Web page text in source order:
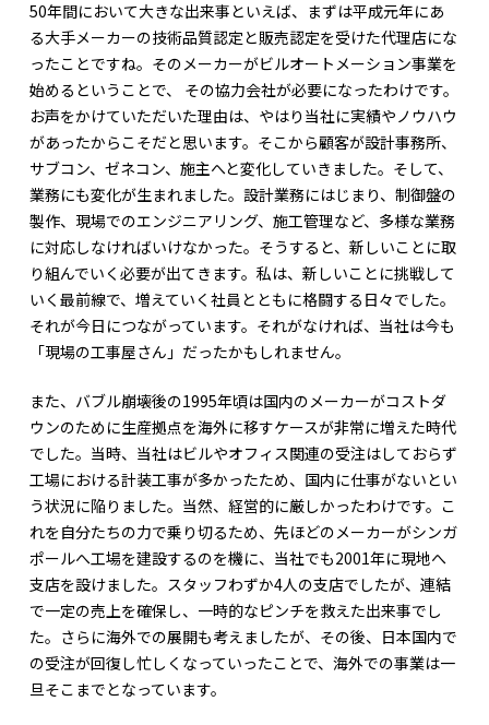
50年間において大きな出来事といえば、まずは平成元年にあ
る大手メーカーの技術品質認定と販売認定を受けた代理店にな
ったことですね。そのメーカーがビルオートメーション事業を
始めるということで、 その協力会社が必要になったわけです。
お声をかけていただいた理由は、やはり当社に実績やノウハウ
があったからこそだと思います。そこから顧客が設計事務所、
サブコン、ゼネコン、施主へと変化していきました。そして、
業務にも変化が生まれました。設計業務にはじまり、制御盤の
製作、現場でのエンジニアリング、施工管理など、多様な業務
に対応しなければいけなかった。そうすると、新しいことに取
り組んでいく必要が出てきます。私は、新しいことに挑戦して
いく最前線で、増えていく社員とともに格闘する日々でした。
それが今日につながっています。それがなければ、当社は今も
「現場の工事屋さん」だったかもしれません。
また、バブル崩壊後の1995年頃は国内のメーカーがコストダ
ウンのために生産拠点を海外に移すケースが非常に増えた時代
でした。当時、当社はビルやオフィス関連の受注はしておらず
工場における計装工事が多かったため、国内に仕事がないとい
う状況に陥りました。当然、経営的に厳しかったわけです。こ
れを自分たちの力で乗り切るため、先ほどのメーカーがシンガ
ポールへ工場を建設するのを機に、当社でも2001年に現地へ
支店を設けました。スタッフわずか4人の支店でしたが、連結
で一定の売上を確保し、一時的なピンチを救えた出来事でし
た。さらに海外での展開も考えましたが、その後、日本国内で
の受注が回復し忙しくなっていったことで、海外での事業は一
旦そこまでとなっています。